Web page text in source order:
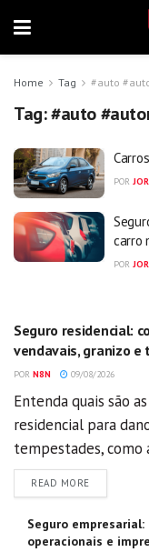
Home Tag #auto
Tag:#auto
POR
carro
POR
Seguro residencial:
vendavais, granizo
POR N8N 09/08/2026
Entenda quais são
residencial para
tempestades, como
READ MOREDETAILS
Seguro
operacionais e